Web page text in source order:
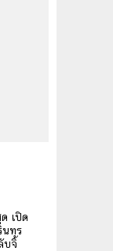
เปิด
นทร
บจิ้